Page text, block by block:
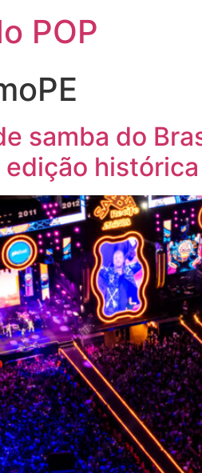
POP
samba do